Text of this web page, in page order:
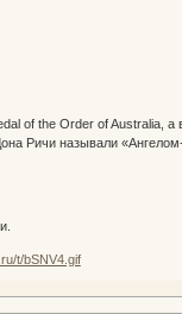
of the Order of Australia, а
Ричи называли